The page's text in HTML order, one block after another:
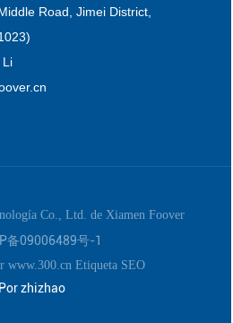
Road, Jimei District,
Li
Co., Ltd. de Xiamen Foover
备09006489号-1
www.300.cn Etiqueta SEO
Por zhizhao